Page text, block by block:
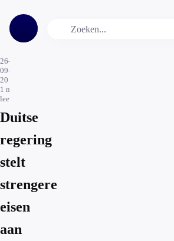
26-
09-
2016
1 min.
leestijd
Duitse
regering
stelt
strengere
eisen
aan